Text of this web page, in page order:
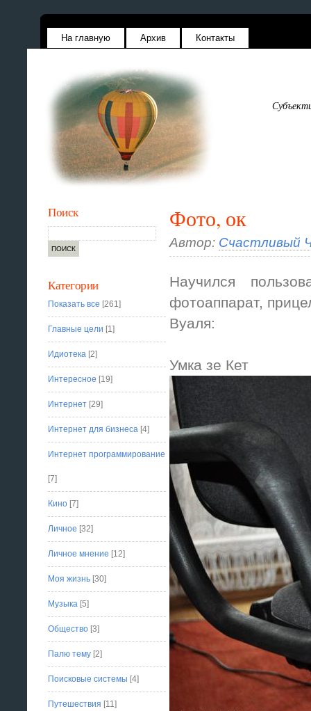
На главную Архив Контакты
Фото, ок
Автор: Счастливый
Научился
фотоаппарат,
Вуаля:
Умка зе Кет
Поиск
Категории
Показать все [261]
Главные цели [1]
Идиотека [2]
Интересное [19]
Интернет [29]
Интернет для бизнеса [4]
Интернет программирование
[7]
Кино [7]
Личное [32]
Личное мнение [12]
Моя жизнь [30]
Музыка [5]
Общество [3]
Палю тему [2]
Поисковые системы [4]
Путешествия [11]